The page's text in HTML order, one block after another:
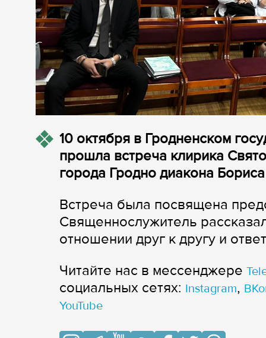
10 октября в Гродненском
прошла встреча клирика
города Гродно диакона
Встреча была посвящена
Священнослужитель
отношении друг к другу и
Читайте нас в мессенджере
cоциальных сетях: Instagram,
YouTube